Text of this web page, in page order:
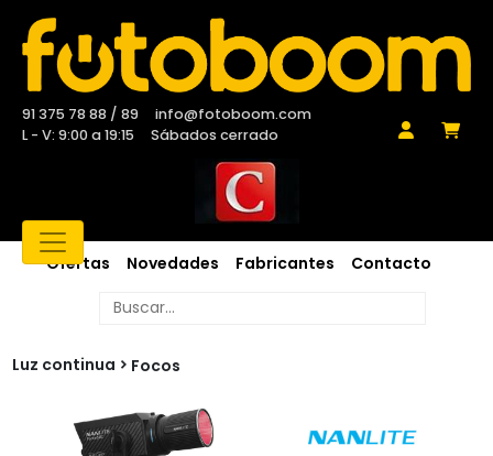
91 375 78 88 / 89
info@fotoboom.com
L - V: 9:00 a 19:15
Sábados cerrado
Ofertas Novedades Fabricantes Contacto
Luz continua Focos